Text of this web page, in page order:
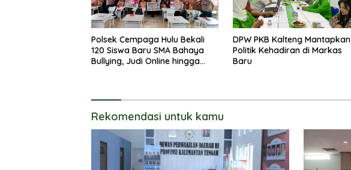
Polsek Cempaga Hulu Bekali
120 Siswa Baru SMA Bahaya
Bullying, Judi Online hingga
DPW PKB Kalteng Mantapkan
Politik Kehadiran di Markas
Baru
Rekomendasi untuk kamu